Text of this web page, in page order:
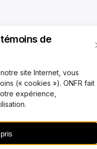
de
site Internet, vous
(« cookies »). ONFR fait
expérience,